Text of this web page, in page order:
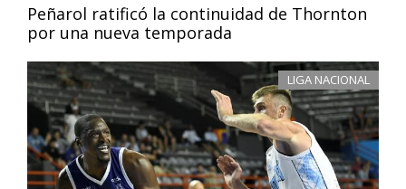
Peñarol ratificó la continuidad de Thornton
por una nueva temporada
LIGA NACIONAL